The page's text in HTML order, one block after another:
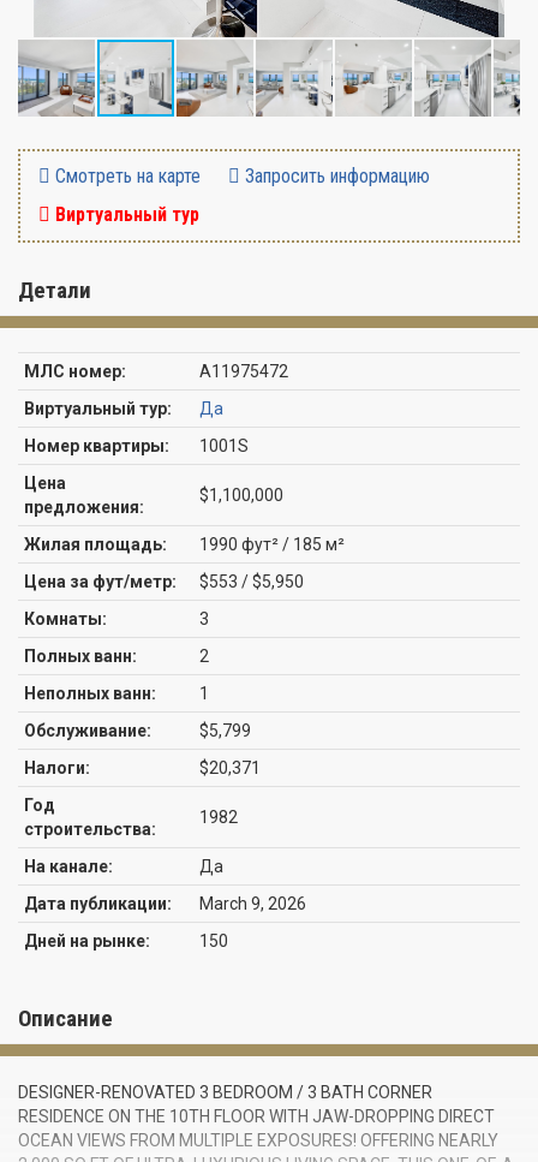
Смотреть на карте
Запросить информацию
Виртуальный тур
Детали
МЛС номер:
A11975472
Виртуальный тур:
Да
Номер квартиры:
1001S
Цена
предложения:
$1,100,000
Жилая площадь:
1990 фут² / 185 м²
Цена за фут/метр:
$553 / $5,950
Комнаты:
3
Полных ванн:
2
Неполных ванн:
1
Обслуживание:
$5,799
Налоги:
$20,371
Год
строительства:
1982
На канале:
Да
Дата публикации:
March 9, 2026
Дней на рынке:
150
Описание
DESIGNER-RENOVATED 3 BEDROOM / 3 BATH CORNER
RESIDENCE ON THE 10TH FLOOR WITH JAW-DROPPING DIRECT
OCEAN VIEWS FROM MULTIPLE EXPOSURES! OFFERING NEARLY